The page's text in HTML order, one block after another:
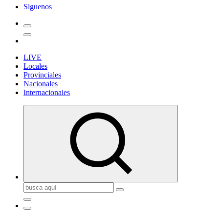
Siguenos
LIVE
Locales
Provinciales
Nacionales
Internacionales
Buscar: